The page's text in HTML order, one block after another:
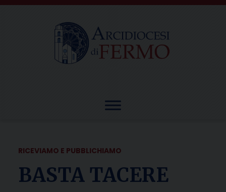
Skip
RICEVIAMO E PUBBLICHIAMO
BASTA TACERE